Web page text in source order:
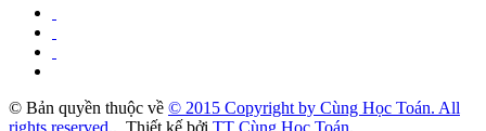
© Bản quyền thuộc về © 2015 Copyright by Cùng Học Toán. All
rights reserved.. Thiết kế bởi TT Cùng Học Toán.